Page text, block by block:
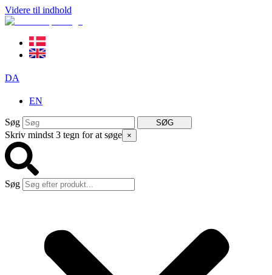
Videre til indhold
DA
EN
Søg SØG
Skriv mindst 3 tegn for at søge ×
Søg